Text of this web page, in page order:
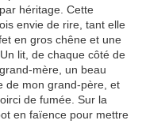
héritage. Cette
envie de rire, tant elle
en gros chêne et une
lit, de chaque côté de
mère, un beau
de mon grand-père, et
de fumée. Sur la
en faïence pour mettre